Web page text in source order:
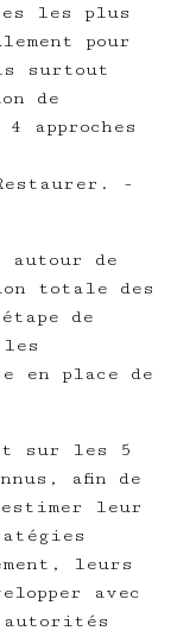
les plus
pour
surtout
de
approches
-
autour de
totale des
de
en place de
sur les 5
afin de
estimer leur
leurs
avec
autorités